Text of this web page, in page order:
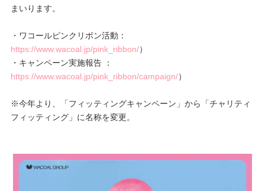
メールニュース登録
お問い合わせ
まいります。
・ワコールピンクリボン活動：
https://www.wacoal.jp/pink_ribbon/）
・キャンペーン実施報告 ：
https://www.wacoal.jp/pink_ribbon/campaign/）
※今年より、「フィッティングキャンペーン」から「チャリティ
フィッティング」に名称を変更。